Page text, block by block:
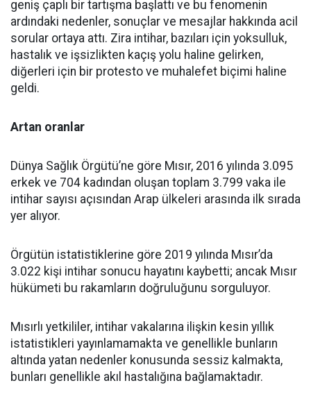
geniş çaplı bir tartışma başlattı ve bu fenomenin
ardındaki nedenler, sonuçlar ve mesajlar hakkında acil
sorular ortaya attı. Zira intihar, bazıları için yoksulluk,
hastalık ve işsizlikten kaçış yolu haline gelirken,
diğerleri için bir protesto ve muhalefet biçimi haline
geldi.
Artan oranlar
Dünya Sağlık Örgütü’ne göre Mısır, 2016 yılında 3.095
erkek ve 704 kadından oluşan toplam 3.799 vaka ile
intihar sayısı açısından Arap ülkeleri arasında ilk sırada
yer alıyor.
Örgütün istatistiklerine göre 2019 yılında Mısır’da
3.022 kişi intihar sonucu hayatını kaybetti; ancak Mısır
hükümeti bu rakamların doğruluğunu sorguluyor.
Mısırlı yetkililer, intihar vakalarına ilişkin kesin yıllık
istatistikleri yayınlamamakta ve genellikle bunların
altında yatan nedenler konusunda sessiz kalmakta,
bunları genellikle akıl hastalığına bağlamaktadır.